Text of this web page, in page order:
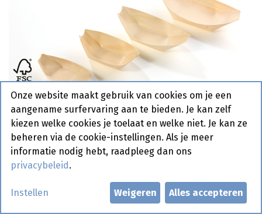
Bootje Hout 8,5 x 5,5 cm 100 st
Actief
Onze website maakt gebruik van cookies om je een
aangename surfervaring aan te bieden. Je kan zelf
kiezen welke cookies je toelaat en welke niet. Je kan ze
beheren via de cookie-instellingen. Als je meer
informatie nodig hebt, raadpleeg dan ons
privacybeleid .
Instellen Weigeren Alles accepteren